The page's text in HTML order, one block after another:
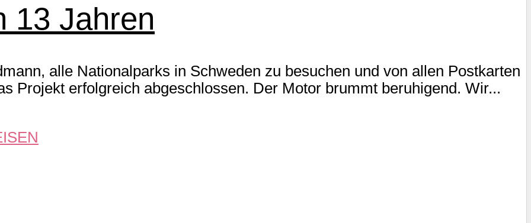
13 Jahren
alle Nationalparks in Schweden zu besuchen und von allen Postkarten
Projekt erfolgreich abgeschlossen. Der Motor brummt beruhigend. Wir...